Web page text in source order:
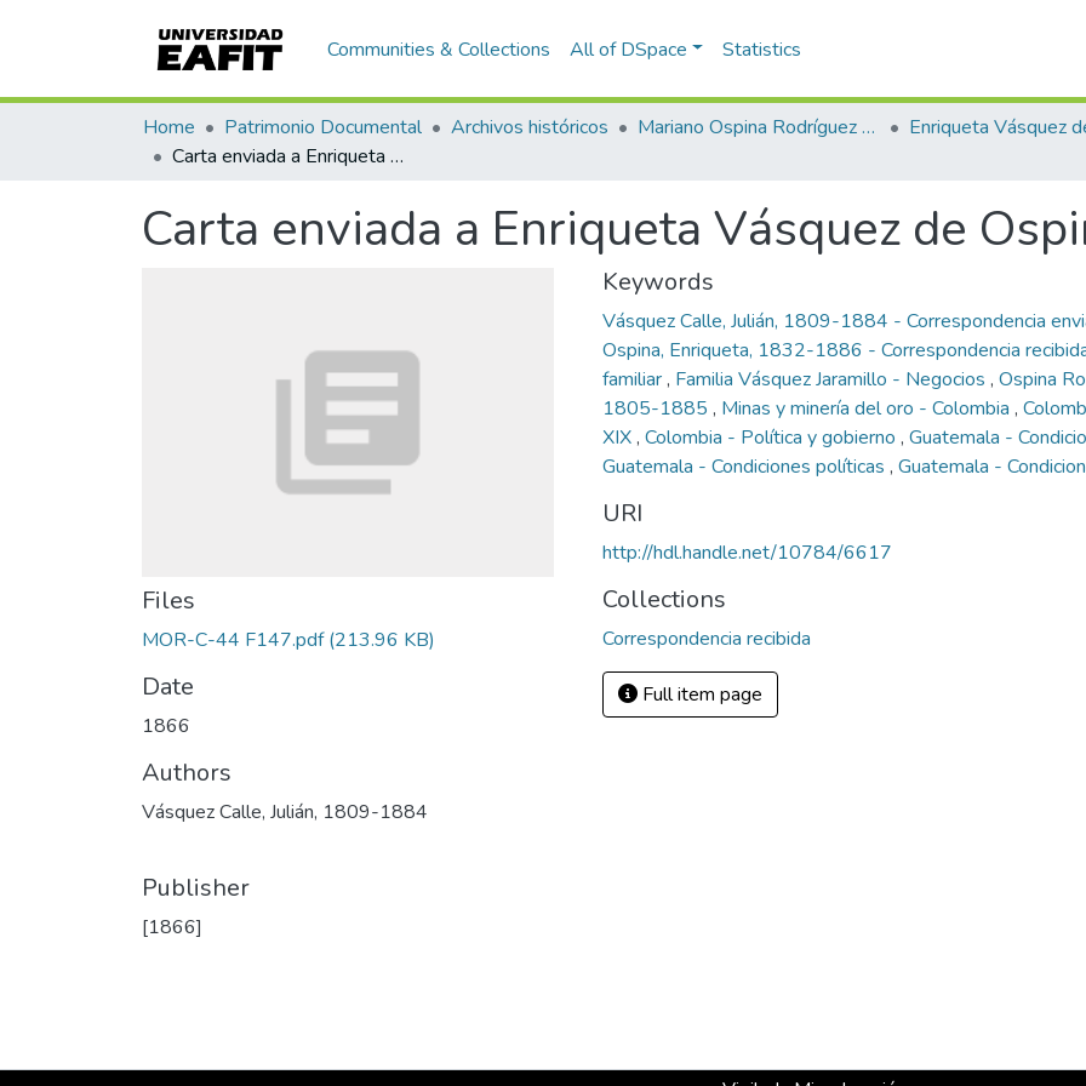
Communities & Collections All of DSpace Statistics
Home Patrimonio Documental Archivos históricos Mariano Ospina Rodríguez (1826 -1912)
Carta enviada a Enriqueta Vásquez de Ospina
Carta enviada a Enriqueta Vásquez de
Files
MOR-C-44 F147.pdf(213.96 KB)
Date
1866
Authors
Vásquez Calle, Julián, 1809-1884
Publisher
[1866]
Keywords
Vásquez Calle, Julián, 1809-1884 - Correspondencia
Ospina, Enriqueta, 1832-1886 - Correspondencia
familiar, Familia Vásquez Jaramillo - Negocios , Ospina
1805-1885 , Minas y minería del oro - Colombia ,
XIX, Colombia - Política y gobierno , Guatemala -
Guatemala - Condiciones políticas , Guatemala -
URI
http://hdl.handle.net/10784/6617
Collections
Correspondencia recibida
Full item page